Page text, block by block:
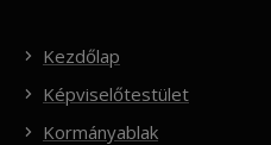
Kezdőlap
Képviselőtestület
Kormányablak